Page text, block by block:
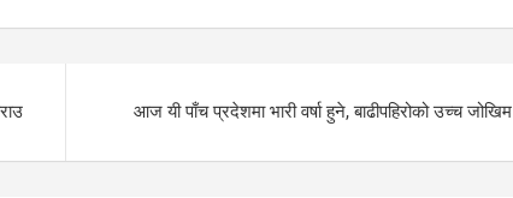
आज यी पाँच प्रदेशमा भारी वर्षा हुने, बाढीपहिरोको उच्च जोखिम